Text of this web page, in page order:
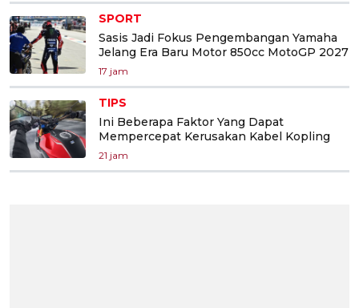
SPORT
Sasis Jadi Fokus Pengembangan Yamaha
Jelang Era Baru Motor 850cc MotoGP 2027
17 jam
TIPS
Ini Beberapa Faktor Yang Dapat
Mempercepat Kerusakan Kabel Kopling
21 jam